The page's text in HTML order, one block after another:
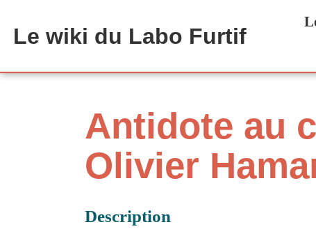
Le wiki du Labo Furtif
Antidote au
Olivier
Description